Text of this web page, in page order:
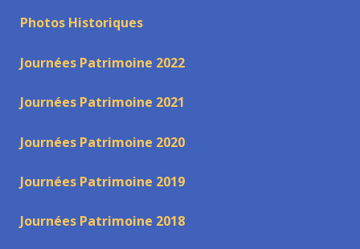
Photos Historiques
Journées Patrimoine 2022
Journées Patrimoine 2021
Journées Patrimoine 2020
Journées Patrimoine 2019
Journées Patrimoine 2018